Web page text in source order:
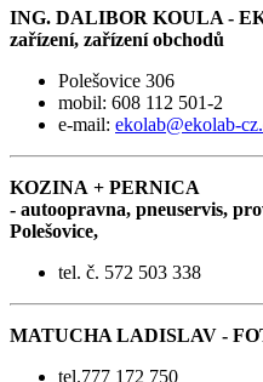
ING. DALIBOR KOULA -
zařízení, zařízení obchodů
Polešovice 306
mobil: 608 112 501-2
e-mail: ekolab@ekolab-
KOZINA + PERNICA
- autoopravna, pneuservis,
Polešovice,
tel. č. 572 503 338
MATUCHA LADISLAV -
tel.777 172 750